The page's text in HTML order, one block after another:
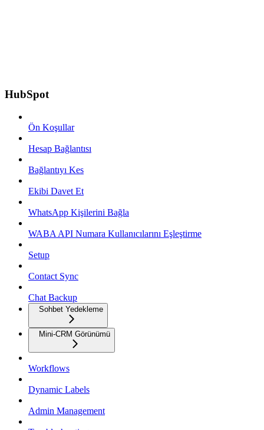
HubSpot
Ön Koşullar
Hesap Bağlantısı
Bağlantıyı Kes
Ekibi Davet Et
WhatsApp Kişilerini Bağla
WABA API Numara Kullanıcılarını Eşleştirme
Setup
Contact Sync
Chat Backup
Sohbet Yedekleme
Mini-CRM Görünümü
Workflows
Dynamic Labels
Admin Management